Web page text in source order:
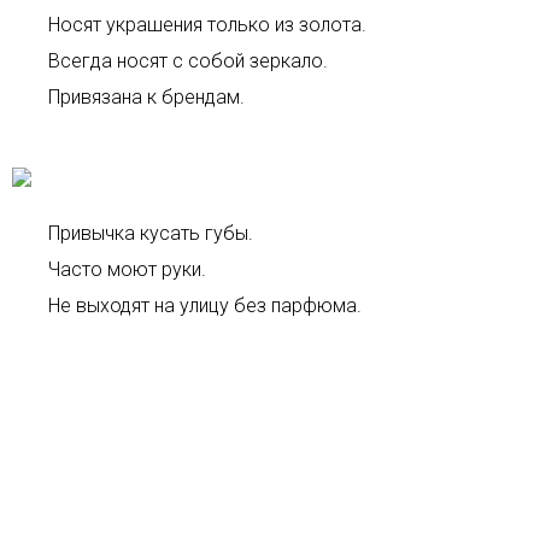
Носят украшения только из золота.
Всегда носят с собой зеркало.
Привязана к брендам.
Привычка кусать губы.
Часто моют руки.
Не выходят на улицу без парфюма.